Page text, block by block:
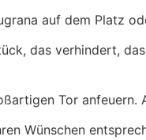
auf dem Platz
das verhindert,
Tor anfeuern.
Wünschen